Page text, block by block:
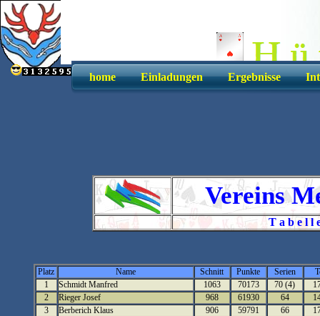
home Einladungen Ergebnisse
Vereins
T a b e l l
Platz Name Schnitt Punkte Serien
1
Schmidt Manfred 1063 70173 70 (4)
2
Rieger Josef 968 61930 64
3
Berberich Klaus 906 59791 66